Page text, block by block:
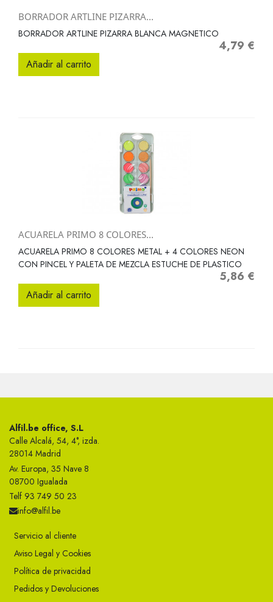
BORRADOR ARTLINE PIZARRA...
BORRADOR ARTLINE PIZARRA BLANCA MAGNETICO
Precio
4,79 €
Añadir al carrito
ACUARELA PRIMO 8 COLORES...
ACUARELA PRIMO 8 COLORES METAL + 4 COLORES NEON
CON PINCEL Y PALETA DE MEZCLA ESTUCHE DE PLASTICO
Precio
5,86 €
Añadir al carrito
Alfil.be office, S.L
Calle Alcalá, 54, 4°, izda.
28014 Madrid
Av. Europa, 35 Nave 8
08700 Igualada
Telf 93 749 50 23
info@alfil.be
Servicio al cliente
Aviso Legal y Cookies
Política de privacidad
Pedidos y Devoluciones